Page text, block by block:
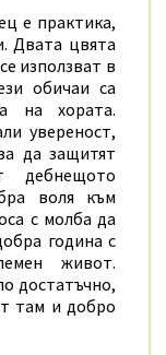
е практика,
Двата цвята
използват в
обичаи са
на хората.
увереност,
да защитят
воля към
с молба да
година с
живот.
достатъчно,
там и добро